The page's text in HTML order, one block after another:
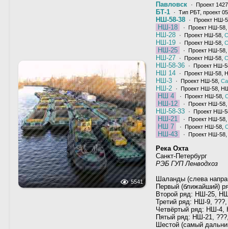
5541
Павловск · Проект
БТ-1 · Тип РБТ, проект
НШ-58-38 · Проект НШ-
НШ-18 · Проект НШ-58,
НШ-28 · Проект НШ-58,
НШ-19 · Проект НШ-58,
НШ-25 · Проект НШ-58,
НШ-27 · Проект НШ-58,
НШ-58-36 · Проект НШ-
НШ 14 · Проект НШ-
НШ-3 · Проект НШ-58,
НШ-2 · Проект НШ-58,
НШ 4 · Проект НШ-58,
НШ-12 · Проект НШ-
НШ-58-33 · Проект НШ-
НШ-21 · Проект НШ-58,
НШ 7 · Проект НШ-58,
НШ-43 · Проект НШ-
Река Охта
Санкт-Петербург
РЭБ ГУП Ленводхоз
Шаланды (слева
Первый (ближайший)
Второй ряд: НШ-25,
Третий ряд: НШ-9,
Четвёртый ряд: НШ-
Пятый ряд: НШ-21,
Шестой (самый